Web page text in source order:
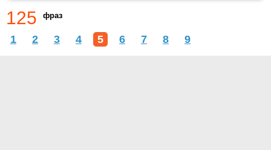
125 фраз
1 2 3 4 5 6 7 8 9